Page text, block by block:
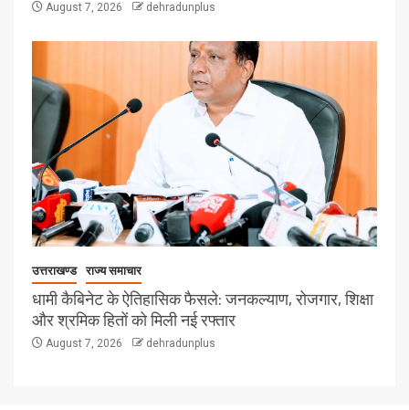
August 7, 2026 dehradunplus
उत्तराखण्ड राज्य समाचार
धामी कैबिनेट के ऐतिहासिक फैसले: जनकल्याण, रोजगार, शिक्षा
और श्रमिक हितों को मिली नई रफ्तार
August 7, 2026 dehradunplus